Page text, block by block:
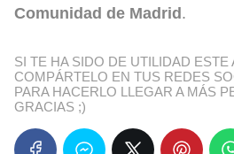
Comunidad de Madrid .
SI TE HA SIDO DE UTILIDAD ESTE
COMPÁRTELO EN TUS REDES
PARA HACERLO LLEGAR A MÁS
GRACIAS ;)